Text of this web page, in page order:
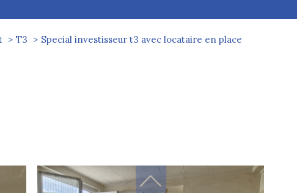
T3 Special investisseur t3 avec locataire en place
filtrer